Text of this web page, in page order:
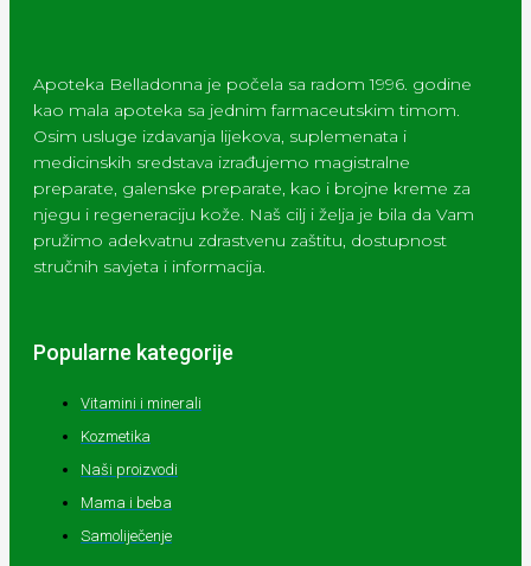
Apoteka Belladonna je počela sa radom 1996. godine
kao mala apoteka sa jednim farmaceutskim timom.
Osim usluge izdavanja lijekova, suplemenata i
medicinskih sredstava izrađujemo magistralne
preparate, galenske preparate, kao i brojne kreme za
njegu i regeneraciju kože. Naš cilj i želja je bila da Vam
pružimo adekvatnu zdrastvenu zaštitu, dostupnost
stručnih savjeta i informacija.
Popularne kategorije
Vitamini i minerali
Kozmetika
Naši proizvodi
Mama i beba
Samoliječenje